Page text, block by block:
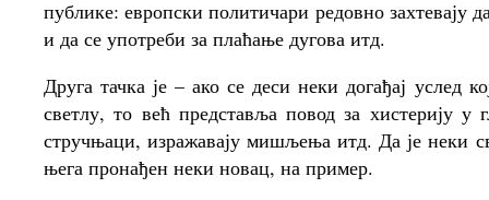
публике: европски политичари редовно захтевају
и да се употреби за плаћање дугова итд.
Друга тачка је – ако се деси неки догађај услед
светлу, то већ представља повод за хистерију
стручњаци, изражавају мишљења итд. Да је неки
њега пронађен неки новац, на пример.